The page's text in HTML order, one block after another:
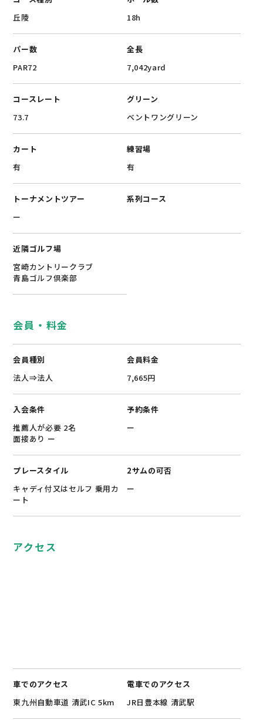
‎丘陵
18h
パー数
PAR72
全長
7,042yard
コースレート
73.7
グリーン
ベントワングリーン
カート
有
練習場
有
トーナメントツアー
ー
系列コース
近隣ゴルフ場
宮崎カントリークラブ
青島ゴルフ倶楽部
会員・料金
会員種別
法人⇒法人
会員料金
7,665円
入会条件
推薦人が必要 2名
面接あり ー
予約条件
ー
プレースタイル
キャディ付又はセルフ 乗用カ
ート
2サムの可否
ー
アクセス
車でのアクセス
東九州自動車道 清武IC 5km
電車でのアクセス
JR日豊本線 清武駅